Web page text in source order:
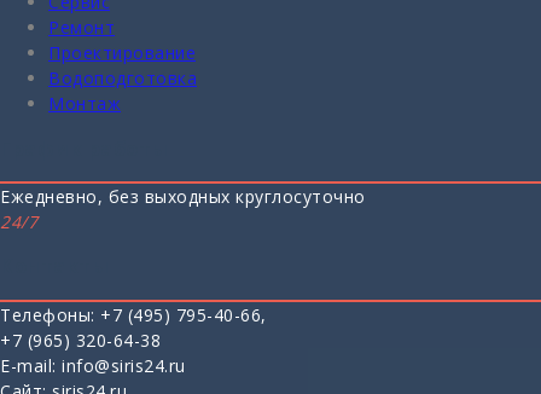
Ремонт
Проектирование
Водоподготовка
Монтаж
Ежедневно, без выходных круглосуточно
24/7
Телефоны: +7 (495) 795-40-66,
+7 (965) 320-64-38
E-mail: info@siris24.ru